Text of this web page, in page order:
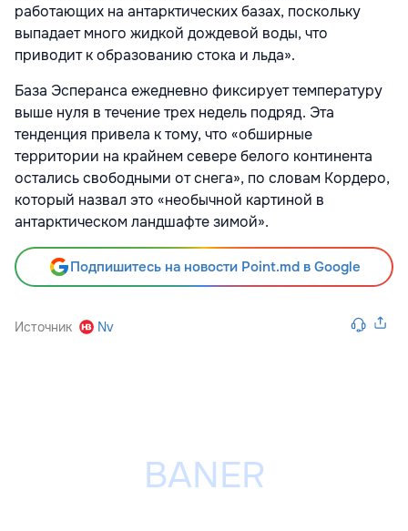
работающих на антарктических базах, поскольку
выпадает много жидкой дождевой воды, что
приводит к образованию стока и льда».
База Эсперанса ежедневно фиксирует температуру
выше нуля в течение трех недель подряд. Эта
тенденция привела к тому, что «обширные
территории на крайнем севере белого континента
остались свободными от снега», по словам Кордеро,
который назвал это «необычной картиной в
антарктическом ландшафте зимой».
Подпишитесь на новости Point.md в Google
Источник Nv